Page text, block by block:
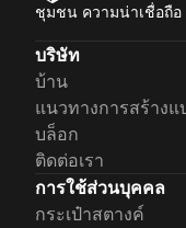
ชุมชน ความน่าเชื่อถื
บริษัท
บ้าน
แนวทางการสร้างแ
บล็อก
ติดต่อเรา
การใช้ส่วนบุคคล
กระเป๋าสตางค์